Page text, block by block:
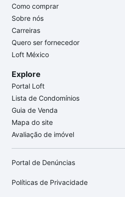
Como comprar
Sobre nós
Carreiras
Quero ser fornecedor
Loft México
Explore
Portal Loft
Lista de Condomínios
Guia de Venda
Mapa do site
Avaliação de imóvel
Portal de Denúncias
Políticas de Privacidade